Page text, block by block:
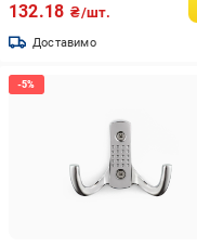
132.18 ₴/шт.
Доставимо